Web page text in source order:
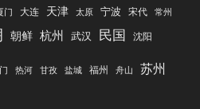
门 大连 天津 太原 宁波 宋代 常州
朝鲜 杭州 武汉 民国 沈阳
热河 甘孜 盐城 福州 舟山 苏州